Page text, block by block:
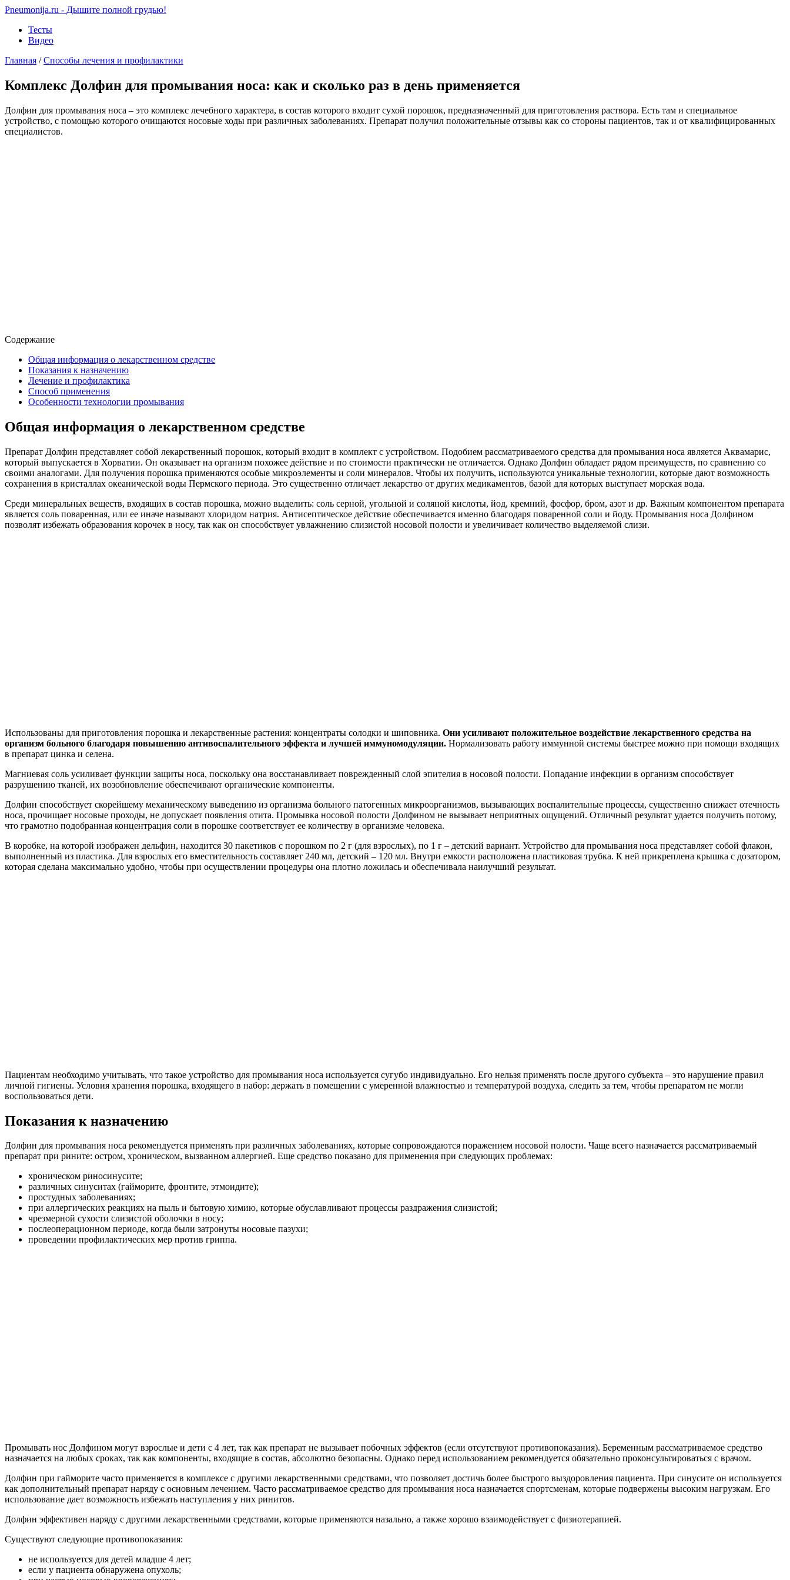
Pneumonija.ru - Дышите полной грудью!
Тесты
Видео
Главная / Способы лечения и профилактики
Комплекс Долфин для промывания носа: как и сколько раз в день применяется
Долфин для промывания носа – это комплекс лечебного характера, в состав которого входит сухой порошок, предназначенный для приготовления раствора. Есть там и специальное
устройство, с помощью которого очищаются носовые ходы при различных заболеваниях. Препарат получил положительные отзывы как со стороны пациентов, так и от квалифицированных
специалистов.
Содержание
Общая информация о лекарственном средстве
Показания к назначению
Лечение и профилактика
Способ применения
Особенности технологии промывания
Общая информация о лекарственном средстве
Препарат Долфин представляет собой лекарственный порошок, который входит в комплект с устройством. Подобием рассматриваемого средства для промывания носа является Аквамарис,
который выпускается в Хорватии. Он оказывает на организм похожее действие и по стоимости практически не отличается. Однако Долфин обладает рядом преимуществ, по сравнению со
своими аналогами. Для получения порошка применяются особые микроэлементы и соли минералов. Чтобы их получить, используются уникальные технологии, которые дают возможность
сохранения в кристаллах океанической воды Пермского периода. Это существенно отличает лекарство от других медикаментов, базой для которых выступает морская вода.
Среди минеральных веществ, входящих в состав порошка, можно выделить: соль серной, угольной и соляной кислоты, йод, кремний, фосфор, бром, азот и др. Важным компонентом препарата
является соль поваренная, или ее иначе называют хлоридом натрия. Антисептическое действие обеспечивается именно благодаря поваренной соли и йоду. Промывания носа Долфином
позволят избежать образования корочек в носу, так как он способствует увлажнению слизистой носовой полости и увеличивает количество выделяемой слизи.
Использованы для приготовления порошка и лекарственные растения: концентраты солодки и шиповника. Они усиливают положительное воздействие лекарственного средства на
организм больного благодаря повышению антивоспалительного эффекта и лучшей иммуномодуляции. Нормализовать работу иммунной системы быстрее можно при помощи входящих
в препарат цинка и селена.
Магниевая соль усиливает функции защиты носа, поскольку она восстанавливает поврежденный слой эпителия в носовой полости. Попадание инфекции в организм способствует
разрушению тканей, их возобновление обеспечивают органические компоненты.
Долфин способствует скорейшему механическому выведению из организма больного патогенных микроорганизмов, вызывающих воспалительные процессы, существенно снижает отечность
носа, прочищает носовые проходы, не допускает появления отита. Промывка носовой полости Долфином не вызывает неприятных ощущений. Отличный результат удается получить потому,
что грамотно подобранная концентрация соли в порошке соответствует ее количеству в организме человека.
В коробке, на которой изображен дельфин, находится 30 пакетиков с порошком по 2 г (для взрослых), по 1 г – детский вариант. Устройство для промывания носа представляет собой флакон,
выполненный из пластика. Для взрослых его вместительность составляет 240 мл, детский – 120 мл. Внутри емкости расположена пластиковая трубка. К ней прикреплена крышка с дозатором,
которая сделана максимально удобно, чтобы при осуществлении процедуры она плотно ложилась и обеспечивала наилучший результат.
Пациентам необходимо учитывать, что такое устройство для промывания носа используется сугубо индивидуально. Его нельзя применять после другого субъекта – это нарушение правил
личной гигиены. Условия хранения порошка, входящего в набор: держать в помещении с умеренной влажностью и температурой воздуха, следить за тем, чтобы препаратом не могли
воспользоваться дети.
Показания к назначению
Долфин для промывания носа рекомендуется применять при различных заболеваниях, которые сопровождаются поражением носовой полости. Чаще всего назначается рассматриваемый
препарат при рините: остром, хроническом, вызванном аллергией. Еще средство показано для применения при следующих проблемах:
хроническом риносинусите;
различных синуситах (гайморите, фронтите, этмоидите);
простудных заболеваниях;
при аллергических реакциях на пыль и бытовую химию, которые обуславливают процессы раздражения слизистой;
чрезмерной сухости слизистой оболочки в носу;
послеоперационном периоде, когда были затронуты носовые пазухи;
проведении профилактических мер против гриппа.
Промывать нос Долфином могут взрослые и дети с 4 лет, так как препарат не вызывает побочных эффектов (если отсутствуют противопоказания). Беременным рассматриваемое средство
назначается на любых сроках, так как компоненты, входящие в состав, абсолютно безопасны. Однако перед использованием рекомендуется обязательно проконсультироваться с врачом.
Долфин при гайморите часто применяется в комплексе с другими лекарственными средствами, что позволяет достичь более быстрого выздоровления пациента. При синусите он используется
как дополнительный препарат наряду с основным лечением. Часто рассматриваемое средство для промывания носа назначается спортсменам, которые подвержены высоким нагрузкам. Его
использование дает возможность избежать наступления у них ринитов.
Долфин эффективен наряду с другими лекарственными средствами, которые применяются назально, а также хорошо взаимодействует с физиотерапией.
Существуют следующие противопоказания:
не используется для детей младше 4 лет;
если у пациента обнаружена опухоль;